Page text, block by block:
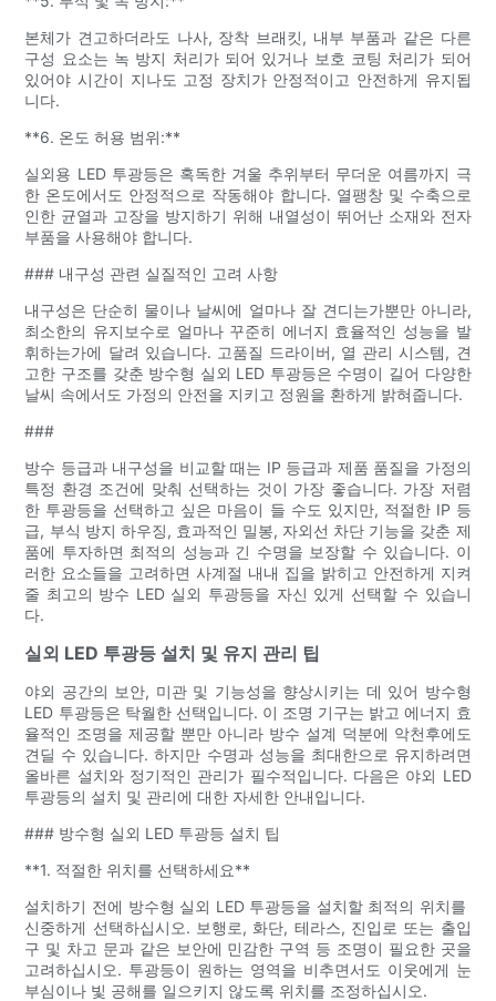
본체가 견고하더라도 나사, 장착 브래킷, 내부 부품과 같은 다른
구성 요소는 녹 방지 처리가 되어 있거나 보호 코팅 처리가 되어
있어야 시간이 지나도 고정 장치가 안정적이고 안전하게 유지됩
니다.
**6. 온도 허용 범위:**
실외용 LED 투광등은 혹독한 겨울 추위부터 무더운 여름까지 극
한 온도에서도 안정적으로 작동해야 합니다. 열팽창 및 수축으로
인한 균열과 고장을 방지하기 위해 내열성이 뛰어난 소재와 전자
부품을 사용해야 합니다.
### 내구성 관련 실질적인 고려 사항
내구성은 단순히 물이나 날씨에 얼마나 잘 견디는가뿐만 아니라,
최소한의 유지보수로 얼마나 꾸준히 에너지 효율적인 성능을 발
휘하는가에 달려 있습니다. 고품질 드라이버, 열 관리 시스템, 견
고한 구조를 갖춘 방수형 실외 LED 투광등은 수명이 길어 다양한
날씨 속에서도 가정의 안전을 지키고 정원을 환하게 밝혀줍니다.
###
방수 등급과 내구성을 비교할 때는 IP 등급과 제품 품질을 가정의
특정 환경 조건에 맞춰 선택하는 것이 가장 좋습니다. 가장 저렴
한 투광등을 선택하고 싶은 마음이 들 수도 있지만, 적절한 IP 등
급, 부식 방지 하우징, 효과적인 밀봉, 자외선 차단 기능을 갖춘 제
품에 투자하면 최적의 성능과 긴 수명을 보장할 수 있습니다. 이
러한 요소들을 고려하면 사계절 내내 집을 밝히고 안전하게 지켜
줄 최고의 방수 LED 실외 투광등을 자신 있게 선택할 수 있습니
다.
실외 LED 투광등 설치 및 유지 관리 팁
야외 공간의 보안, 미관 및 기능성을 향상시키는 데 있어 방수형
LED 투광등은 탁월한 선택입니다. 이 조명 기구는 밝고 에너지 효
율적인 조명을 제공할 뿐만 아니라 방수 설계 덕분에 악천후에도
견딜 수 있습니다. 하지만 수명과 성능을 최대한으로 유지하려면
올바른 설치와 정기적인 관리가 필수적입니다. 다음은 야외 LED
투광등의 설치 및 관리에 대한 자세한 안내입니다.
### 방수형 실외 LED 투광등 설치 팁
**1. 적절한 위치를 선택하세요**
설치하기 전에 방수형 실외 LED 투광등을 설치할 최적의 위치를 ​​
신중하게 선택하십시오. 보행로, 화단, 테라스, 진입로 또는 출입
구 및 차고 문과 같은 보안에 민감한 구역 등 조명이 필요한 곳을
고려하십시오. 투광등이 원하는 영역을 비추면서도 이웃에게 눈
부심이나 빛 공해를 일으키지 않도록 위치를 조정하십시오.